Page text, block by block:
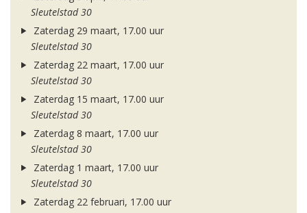
Sleutelstad 30
Zaterdag 29 maart, 17.00 uur
Sleutelstad 30
Zaterdag 22 maart, 17.00 uur
Sleutelstad 30
Zaterdag 15 maart, 17.00 uur
Sleutelstad 30
Zaterdag 8 maart, 17.00 uur
Sleutelstad 30
Zaterdag 1 maart, 17.00 uur
Sleutelstad 30
Zaterdag 22 februari, 17.00 uur